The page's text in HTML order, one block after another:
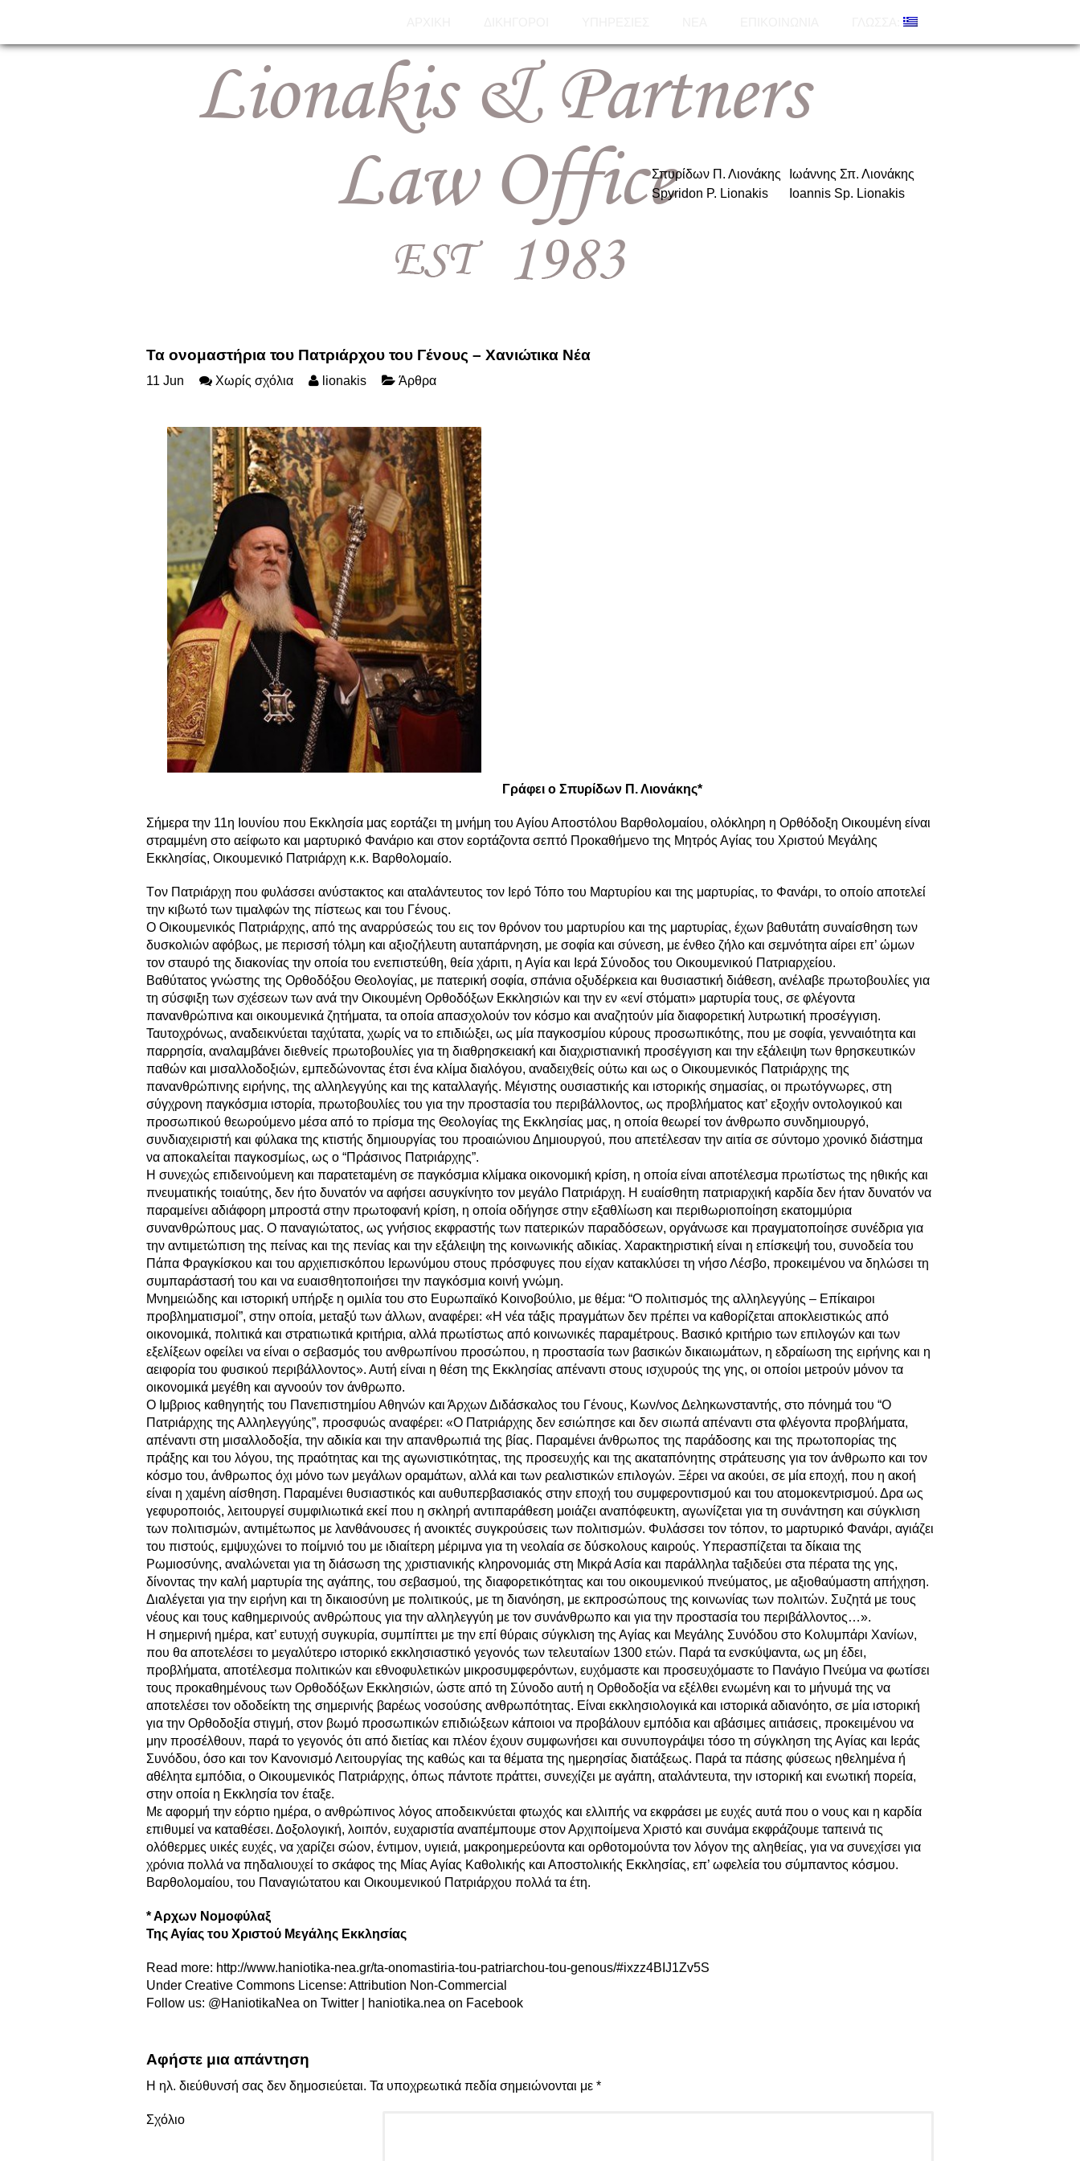
Σπυρίδων Π. Λιονάκης
Ιωάννης Σπ. Λιονάκης
Spyridon P. Lionakis
Ioannis Sp. Lionakis
Τα ονομαστήρια του Πατριάρχου του Γένους – Χανιώτικα Νέα
11 Jun Χωρίς σχόλια lionakis Άρθρα
Γράφει ο Σπυρίδων Π. Λιονάκης*
Σήμερα την 11η Ιουνίου που Εκκλησία μας εορτάζει τη μνήμη του Αγίου Αποστόλου Βαρθολομαίου, ολόκληρη η Ορθόδοξη Οικουμένη είναι
στραμμένη στο αείφωτο και μαρτυρικό Φανάριο και στον εορτάζοντα σεπτό Προκαθήμενο της Μητρός Αγίας του Χριστού Μεγάλης
Εκκλησίας, Οικουμενικό Πατριάρχη κ.κ. Βαρθολομαίο.
Tον Πατριάρχη που φυλάσσει ανύστακτος και αταλάντευτος τον Ιερό Τόπο του Μαρτυρίου και της μαρτυρίας, το Φανάρι, το οποίο αποτελεί
την κιβωτό των τιμαλφών της πίστεως και του Γένους.
Ο Οικουμενικός Πατριάρχης, από της αναρρύσεώς του εις τον θρόνον του μαρτυρίου και της μαρτυρίας, έχων βαθυτάτη συναίσθηση των
δυσκολιών αφόβως, με περισσή τόλμη και αξιοζήλευτη αυταπάρνηση, με σοφία και σύνεση, με ένθεο ζήλο και σεμνότητα αίρει επ’ ώμων
τον σταυρό της διακονίας την οποία του ενεπιστεύθη, θεία χάριτι, η Αγία και Ιερά Σύνοδος του Οικουμενικού Πατριαρχείου.
Βαθύτατος γνώστης της Ορθοδόξου Θεολογίας, με πατερική σοφία, σπάνια οξυδέρκεια και θυσιαστική διάθεση, ανέλαβε πρωτοβουλίες για
τη σύσφιξη των σχέσεων των ανά την Οικουμένη Ορθοδόξων Εκκλησιών και την εν «ενί στόματι» μαρτυρία τους, σε φλέγοντα
πανανθρώπινα και οικουμενικά ζητήματα, τα οποία απασχολούν τον κόσμο και αναζητούν μία διαφορετική λυτρωτική προσέγγιση.
Ταυτοχρόνως, αναδεικνύεται ταχύτατα, χωρίς να το επιδιώξει, ως μία παγκοσμίου κύρους προσωπικότης, που με σοφία, γενναιότητα και
παρρησία, αναλαμβάνει διεθνείς πρωτοβουλίες για τη διαθρησκειακή και διαχριστιανική προσέγγιση και την εξάλειψη των θρησκευτικών
παθών και μισαλλοδοξιών, εμπεδώνοντας έτσι ένα κλίμα διαλόγου, αναδειχθείς ούτω και ως ο Οικουμενικός Πατριάρχης της
πανανθρώπινης ειρήνης, της αλληλεγγύης και της καταλλαγής. Μέγιστης ουσιαστικής και ιστορικής σημασίας, οι πρωτόγνωρες, στη
σύγχρονη παγκόσμια ιστορία, πρωτοβουλίες του για την προστασία του περιβάλλοντος, ως προβλήματος κατ’ εξοχήν οντολογικού και
προσωπικού θεωρούμενο μέσα από το πρίσμα της Θεολογίας της Εκκλησίας μας, η οποία θεωρεί τον άνθρωπο συνδημιουργό,
συνδιαχειριστή και φύλακα της κτιστής δημιουργίας του προαιώνιου Δημιουργού, που απετέλεσαν την αιτία σε σύντομο χρονικό διάστημα
να αποκαλείται παγκοσμίως, ως ο “Πράσινος Πατριάρχης”.
Η συνεχώς επιδεινούμενη και παρατεταμένη σε παγκόσμια κλίμακα οικονομική κρίση, η οποία είναι αποτέλεσμα πρωτίστως της ηθικής και
πνευματικής τοιαύτης, δεν ήτο δυνατόν να αφήσει ασυγκίνητο τον μεγάλο Πατριάρχη. Η ευαίσθητη πατριαρχική καρδία δεν ήταν δυνατόν να
παραμείνει αδιάφορη μπροστά στην πρωτοφανή κρίση, η οποία οδήγησε στην εξαθλίωση και περιθωριοποίηση εκατομμύρια
συνανθρώπους μας. Ο παναγιώτατος, ως γνήσιος εκφραστής των πατερικών παραδόσεων, οργάνωσε και πραγματοποίησε συνέδρια για
την αντιμετώπιση της πείνας και της πενίας και την εξάλειψη της κοινωνικής αδικίας. Χαρακτηριστική είναι η επίσκεψή του, συνοδεία του
Πάπα Φραγκίσκου και του αρχιεπισκόπου Ιερωνύμου στους πρόσφυγες που είχαν κατακλύσει τη νήσο Λέσβο, προκειμένου να δηλώσει τη
συμπαράστασή του και να ευαισθητοποιήσει την παγκόσμια κοινή γνώμη.
Μνημειώδης και ιστορική υπήρξε η ομιλία του στο Ευρωπαϊκό Κοινοβούλιο, με θέμα: “O πολιτισμός της αλληλεγγύης – Επίκαιροι
προβληματισμοί”, στην οποία, μεταξύ των άλλων, αναφέρει: «Η νέα τάξις πραγμάτων δεν πρέπει να καθορίζεται αποκλειστικώς από
οικονομικά, πολιτικά και στρατιωτικά κριτήρια, αλλά πρωτίστως από κοινωνικές παραμέτρους. Βασικό κριτήριο των επιλογών και των
εξελίξεων οφείλει να είναι ο σεβασμός του ανθρωπίνου προσώπου, η προστασία των βασικών δικαιωμάτων, η εδραίωση της ειρήνης και η
αειφορία του φυσικού περιβάλλοντος». Αυτή είναι η θέση της Εκκλησίας απέναντι στους ισχυρούς της γης, οι οποίοι μετρούν μόνον τα
οικονομικά μεγέθη και αγνοούν τον άνθρωπο.
Ο Ιμβριος καθηγητής του Πανεπιστημίου Αθηνών και Άρχων Διδάσκαλος του Γένους, Κων/νος Δεληκωνσταντής, στο πόνημά του “Ο
Πατριάρχης της Αλληλεγγύης”, προσφυώς αναφέρει: «Ο Πατριάρχης δεν εσιώπησε και δεν σιωπά απέναντι στα φλέγοντα προβλήματα,
απέναντι στη μισαλλοδοξία, την αδικία και την απανθρωπιά της βίας. Παραμένει άνθρωπος της παράδοσης και της πρωτοπορίας της
πράξης και του λόγου, της πραότητας και της αγωνιστικότητας, της προσευχής και της ακαταπόνητης στράτευσης για τον άνθρωπο και τον
κόσμο του, άνθρωπος όχι μόνο των μεγάλων οραμάτων, αλλά και των ρεαλιστικών επιλογών. Ξέρει να ακούει, σε μία εποχή, που η ακοή
είναι η χαμένη αίσθηση. Παραμένει θυσιαστικός και αυθυπερβασιακός στην εποχή του συμφεροντισμού και του ατομοκεντρισμού. Δρα ως
γεφυροποιός, λειτουργεί συμφιλιωτικά εκεί που η σκληρή αντιπαράθεση μοιάζει αναπόφευκτη, αγωνίζεται για τη συνάντηση και σύγκλιση
των πολιτισμών, αντιμέτωπος με λανθάνουσες ή ανοικτές συγκρούσεις των πολιτισμών. Φυλάσσει τον τόπον, το μαρτυρικό Φανάρι, αγιάζει
του πιστούς, εμψυχώνει το ποίμνιό του με ιδιαίτερη μέριμνα για τη νεολαία σε δύσκολους καιρούς. Υπερασπίζεται τα δίκαια της
Ρωμιοσύνης, αναλώνεται για τη διάσωση της χριστιανικής κληρονομιάς στη Μικρά Ασία και παράλληλα ταξιδεύει στα πέρατα της γης,
δίνοντας την καλή μαρτυρία της αγάπης, του σεβασμού, της διαφορετικότητας και του οικουμενικού πνεύματος, με αξιοθαύμαστη απήχηση.
Διαλέγεται για την ειρήνη και τη δικαιοσύνη με πολιτικούς, με τη διανόηση, με εκπροσώπους της κοινωνίας των πολιτών. Συζητά με τους
νέους και τους καθημερινούς ανθρώπους για την αλληλεγγύη με τον συνάνθρωπο και για την προστασία του περιβάλλοντος…».
Η σημερινή ημέρα, κατ’ ευτυχή συγκυρία, συμπίπτει με την επί θύραις σύγκλιση της Αγίας και Μεγάλης Συνόδου στο Κολυμπάρι Χανίων,
που θα αποτελέσει το μεγαλύτερο ιστορικό εκκλησιαστικό γεγονός των τελευταίων 1300 ετών. Παρά τα ενσκύψαντα, ως μη έδει,
προβλήματα, αποτέλεσμα πολιτικών και εθνοφυλετικών μικροσυμφερόντων, ευχόμαστε και προσευχόμαστε το Πανάγιο Πνεύμα να φωτίσει
τους προκαθημένους των Ορθοδόξων Εκκλησιών, ώστε από τη Σύνοδο αυτή η Ορθοδοξία να εξέλθει ενωμένη και το μήνυμά της να
αποτελέσει τον οδοδείκτη της σημερινής βαρέως νοσούσης ανθρωπότητας. Είναι εκκλησιολογικά και ιστορικά αδιανόητο, σε μία ιστορική
για την Ορθοδοξία στιγμή, στον βωμό προσωπικών επιδιώξεων κάποιοι να προβάλουν εμπόδια και αβάσιμες αιτιάσεις, προκειμένου να
μην προσέλθουν, παρά το γεγονός ότι από διετίας και πλέον έχουν συμφωνήσει και συνυπογράψει τόσο τη σύγκληση της Αγίας και Ιεράς
Συνόδου, όσο και τον Κανονισμό Λειτουργίας της καθώς και τα θέματα της ημερησίας διατάξεως. Παρά τα πάσης φύσεως ηθελημένα ή
αθέλητα εμπόδια, ο Οικουμενικός Πατριάρχης, όπως πάντοτε πράττει, συνεχίζει με αγάπη, αταλάντευτα, την ιστορική και ενωτική πορεία,
στην οποία η Εκκλησία τον έταξε.
Με αφορμή την εόρτιο ημέρα, ο ανθρώπινος λόγος αποδεικνύεται φτωχός και ελλιπής να εκφράσει με ευχές αυτά που ο νους και η καρδία
επιθυμεί να καταθέσει. Δοξολογική, λοιπόν, ευχαριστία αναπέμπουμε στον Αρχιποίμενα Χριστό και συνάμα εκφράζουμε ταπεινά τις
ολόθερμες υικές ευχές, να χαρίζει σώον, έντιμον, υγιειά, μακροημερεύοντα και ορθοτομούντα τον λόγον της αληθείας, για να συνεχίσει για
χρόνια πολλά να πηδαλιουχεί το σκάφος της Μίας Αγίας Καθολικής και Αποστολικής Εκκλησίας, επ’ ωφελεία του σύμπαντος κόσμου.
Βαρθολομαίου, του Παναγιώτατου και Οικουμενικού Πατριάρχου πολλά τα έτη.
* Αρχων Νομοφύλαξ
Της Αγίας του Χριστού Μεγάλης Εκκλησίας
Read more: http://www.haniotika-nea.gr/ta-onomastiria-tou-patriarchou-tou-genous/#ixzz4BIJ1Zv5S
Under Creative Commons License: Attribution Non-Commercial
Follow us: @HaniotikaNea on Twitter haniotika.nea on Facebook
Αφήστε μια απάντηση
Η ηλ. διεύθυνσή σας δεν δημοσιεύεται. Τα υποχρεωτικά πεδία σημειώνονται με *
Σχόλιο